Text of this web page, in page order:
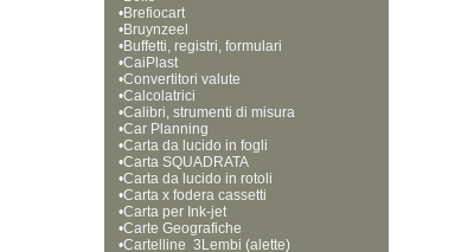
•Brefiocart
•Bruynzeel
•Buffetti, registri, formulari
•CaiPlast
•Convertitori valute
•Calcolatrici
•Calibri, strumenti di misura
•Car Planning
•Carta da lucido in fogli
•Carta SQUADRATA
•Carta da lucido in rotoli
•Carta x fodera cassetti
•Carta per Ink-jet
•Carte Geografiche
•Cartelline  3Lembi (alette)